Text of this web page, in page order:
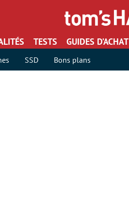
TESTS GUIDES D’ACHAT
SSD Bons plans